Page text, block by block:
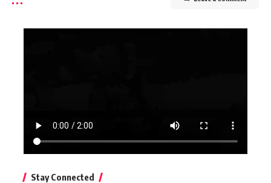
Stay Connected